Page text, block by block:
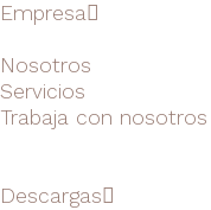
Empresa
Nosotros
Servicios
Trabaja con nosotros
Descargas